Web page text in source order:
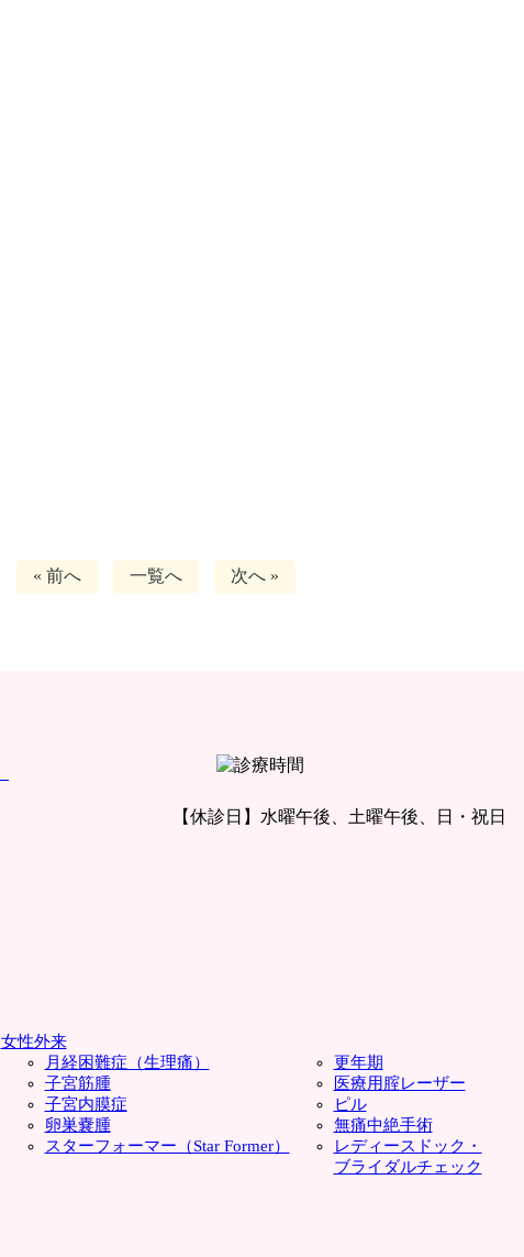
« 前へ 一覧へ 次へ »
【休診日】水曜午後、土曜午後、日・祝日
女性外来
月経困難症（生理痛）
子宮筋腫
子宮内膜症
卵巣嚢腫
スターフォーマー（Star Former）
更年期
医療用腟レーザー
ピル
無痛中絶手術
レディースドック・
ブライダルチェック